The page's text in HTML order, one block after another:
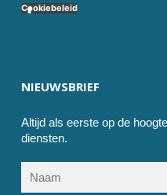
Cookiebeleid
NIEUWSBRIEF
Altijd als eerste op de
diensten.